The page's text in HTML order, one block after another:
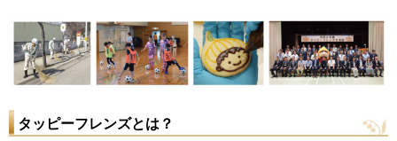
タッピーフレンズとは？